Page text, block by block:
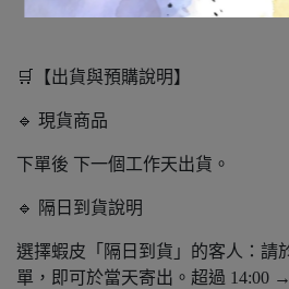
🛒【出貨與預購說明】
🔹 現貨商品
下單後 下一個工作天出貨。
🔹 隔日到貨說明
選擇蝦皮「隔日到貨」的客人：請
單，即可於當天寄出。超過 14:00